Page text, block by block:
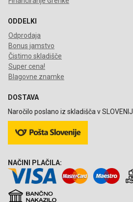
ODDELKI
Odprodaja
Bonus jamstvo
Čistimo skladišče
Super cena!
Blagovne znamke
DOSTAVA
Naročilo poslano iz skladišča v SLOVENIJI.
NAČINI PLAČILA: